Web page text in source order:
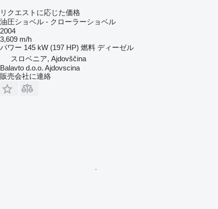
リクエストに応じた価格
油圧ショベル - クローラーショベル
2004
3,609 m/h
パワー 145 kW (197 HP) 燃料 ディーゼル
スロベニア, Ajdovščina
Balavto d.o.o. Ajdovscina
販売会社に連絡